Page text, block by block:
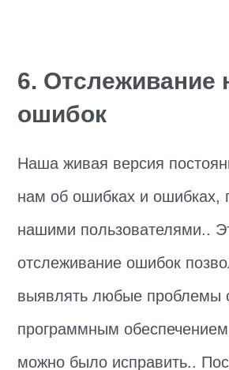
6. Отслеживание
ошибок
Наша живая версия
нам об ошибках и ошибках,
нашими пользователями..
отслеживание ошибок
выявлять любые проблемы
программным
можно было исправить..